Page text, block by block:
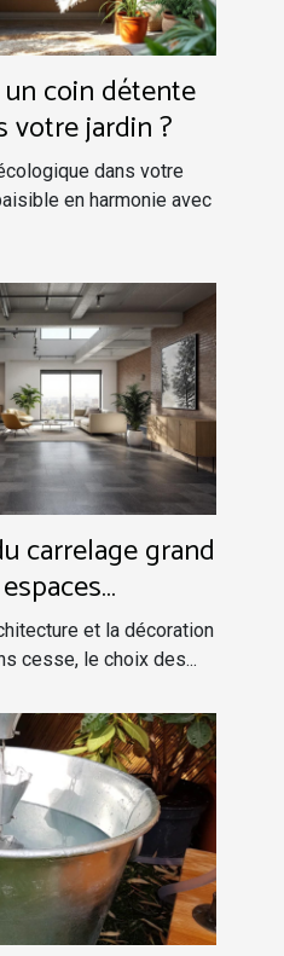
coin détente
votre jardin ?
dans votre
en harmonie avec
carrelage grand
et la décoration
cesse, le choix des...